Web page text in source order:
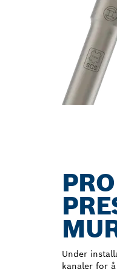
Under
kanaler for